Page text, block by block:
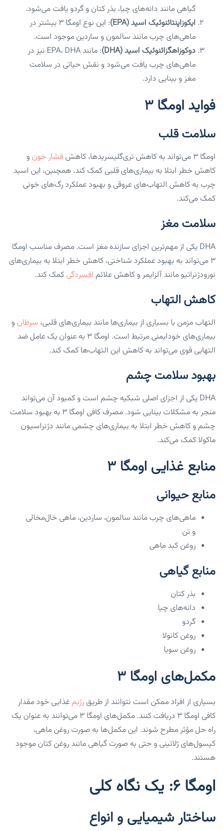
گیاهی مانند دانه‌های چیا، بذر کتان و گردو یافت می‌شود.
ایکوزاپنتائنوئیک اسید (EPA)
: این نوع اومگا ۳ بیشتر در
ماهی‌های چرب مانند سالمون و ساردین موجود است.
دوکوزاهگزائنوئیک اسید (DHA)
: مانند EPA، DHA نیز در
ماهی‌های چرب یافت می‌شود و نقش حیاتی در سلامت
مغز و بینایی دارد.
فواید اومگا ۳
سلامت قلب
اومگا ۳ می‌تواند به کاهش تری‌گلیسریدها، کاهش فشار خون و
کاهش خطر ابتلا به بیماری‌های قلبی کمک کند. همچنین، این اسید
چرب به کاهش التهاب‌های عروقی و بهبود عملکرد رگ‌های خونی
کمک می‌کند.
سلامت مغز
DHA یکی از مهم‌ترین اجزای سازنده مغز است. مصرف مناسب اومگا
۳ می‌تواند به بهبود عملکرد شناختی، کاهش خطر ابتلا به بیماری‌های
نورودژنراتیو مانند آلزایمر و کاهش علائم افسردگی کمک کند.
کاهش التهاب
التهاب مزمن با بسیاری از بیماری‌ها مانند بیماری‌های قلبی، سرطان و
بیماری‌های خودایمنی مرتبط است. اومگا ۳ به عنوان یک عامل ضد
التهابی قوی می‌تواند به کاهش این التهاب‌ها کمک کند.
بهبود سلامت چشم
DHA یکی از اجزای اصلی شبکیه چشم است و کمبود آن می‌تواند
منجر به مشکلات بینایی شود. مصرف کافی اومگا ۳ به بهبود سلامت
چشم و کاهش خطر ابتلا به بیماری‌های چشمی مانند دژنراسیون
ماکولا کمک می‌کند.
منابع غذایی اومگا ۳
منابع حیوانی
ماهی‌های چرب مانند سالمون، ساردین، ماهی خال‌مخالی
و تن
روغن کبد ماهی
منابع گیاهی
بذر کتان
دانه‌های چیا
گردو
روغن کانولا
روغن سویا
مکمل‌های اومگا ۳
بسیاری از افراد ممکن است نتوانند از طریق رژیم غذایی خود مقدار
کافی اومگا ۳ دریافت کنند. مکمل‌های اومگا ۳ می‌توانند به عنوان یک
راه حل مؤثر مطرح شوند. این مکمل‌ها به صورت روغن ماهی،
کپسول‌های ژلاتینی و حتی به صورت گیاهی مانند روغن کتان موجود
هستند.
اومگا ۶: یک نگاه کلی
ساختار شیمیایی و انواع